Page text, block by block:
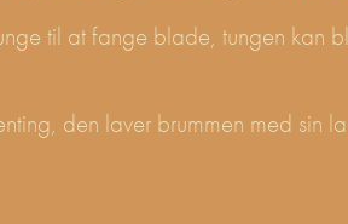
til at fange blade, tungen kan
den laver brummen med sin